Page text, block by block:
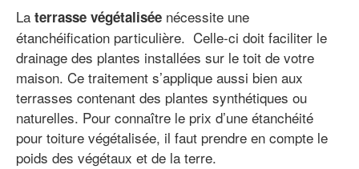
La terrasse végétalisée nécessite une
étanchéification particulière. Celle-ci doit faciliter le
drainage des plantes installées sur le toit de votre
maison. Ce traitement s’applique aussi bien aux
terrasses contenant des plantes synthétiques ou
naturelles. Pour connaître le prix d’une étanchéité
pour toiture végétalisée, il faut prendre en compte le
poids des végétaux et de la terre.